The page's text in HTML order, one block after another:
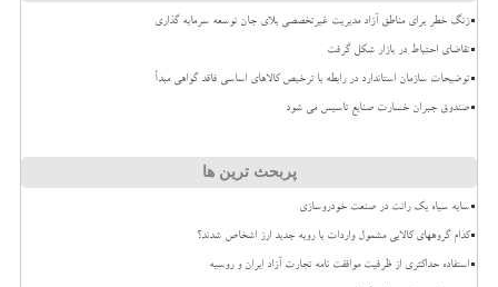
زنگ خطر برای مناطق آزاد مدیریت غیرتخصصی بلای جان توسعه سرمایه گذاری
تقاضای احتیاط در بازار شکل گرفت
توضیحات سازمان استاندارد در رابطه با ترخیص کالاهای اساسی فاقد گواهی مبدأ
صندوق جبران خسارت صنایع تاسیس می شود
پربحث ترین ها
سایه سیاه یک رانت در صنعت خودروسازی
کدام گروههای کالایی مشمول واردات با رویه جدید ارز اشخاص شدند؟
استفاده حداکثری از ظرفیت موافقت نامه تجارت آزاد ایران و روسیه